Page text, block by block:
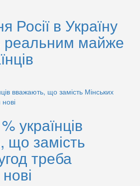
Росії в Україну
реальним майже
українців
що замість
треба